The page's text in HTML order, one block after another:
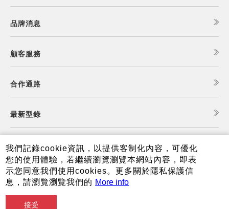
品牌消息
顧客服務
合作通路
最新型錄
食譜查詢
夏普可購樂線上商城
我們記錄cookie資訊，以提供客制化內容，可優化
您的使用體驗，若繼續瀏覽瀏覽本網站內容，即表
示您同意我們使用cookies。更多關於隱私保護信
息，請瀏覽瀏覽我們的 More info
接受